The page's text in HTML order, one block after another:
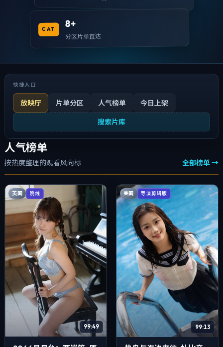
CAT 8+
分区片单直达
快捷入口
放映厅 片单分区 人气榜单 今日上架
搜索片库
人气榜单
按热度整理的观看风向标 全部榜单 →
英国 院线
99:49
美国 导演剪辑版
99:13